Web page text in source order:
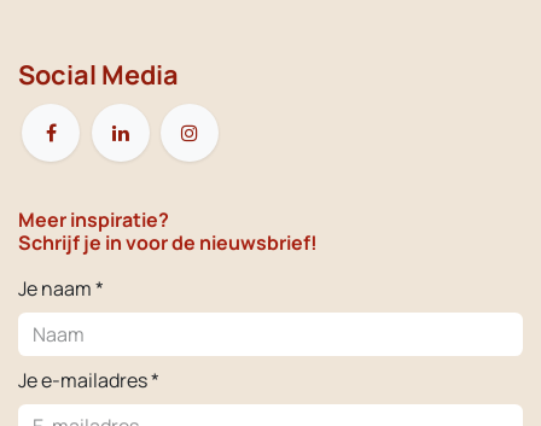
Social Media
Meer inspiratie?
Schrijf je in voor de nieuwsbrief!
Je naam *
Je e-mailadres *